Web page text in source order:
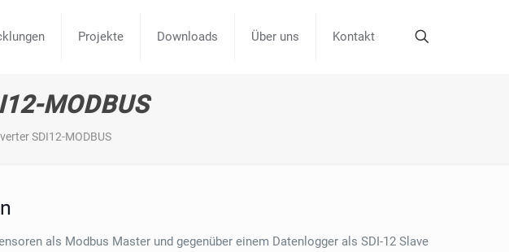
Projekte Downloads Über uns Kontakt
MODBUS
SDI12-MODBUS
als Modbus Master und gegenüber einem Datenlogger als SDI-12 Slave